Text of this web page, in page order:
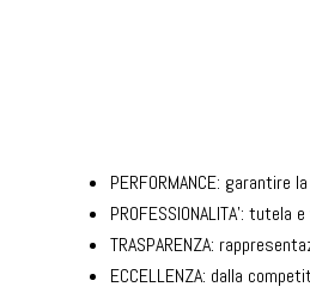
PERFORMANCE:
PROFESSIONALITA’:
TRASPARENZA:
ECCELLENZA: dalla